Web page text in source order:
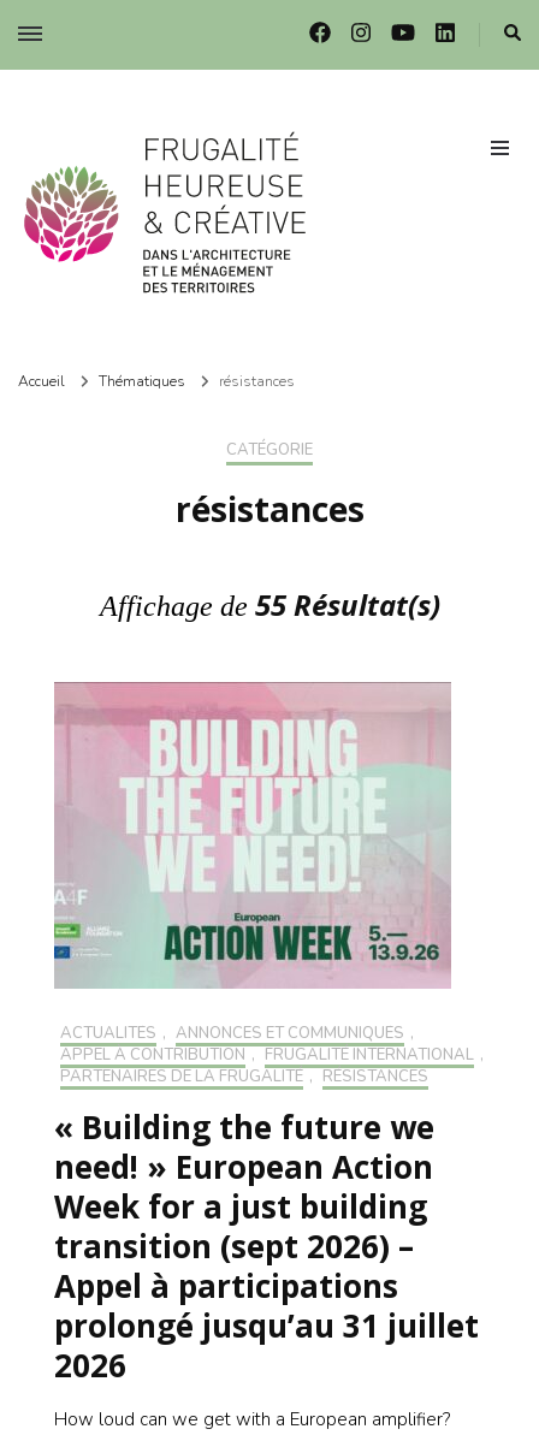
Frugalité dans l'architecture et le ménagement des territoires
Accueil Thématiques résistances
CATÉGORIE
résistances
Affichage de 55 Résultat(s)
ACTUALITÉS , ANNONCES ET COMMUNIQUÉS ,
APPEL À CONTRIBUTION , FRUGALITÉ INTERNATIONAL ,
PARTENAIRES DE LA FRUGALITÉ , RÉSISTANCES
« Building the future we
need! » European Action
Week for a just building
transition (sept 2026) –
Appel à participations
prolongé jusqu’au 31 juillet
2026
How loud can we get with a European amplifier?